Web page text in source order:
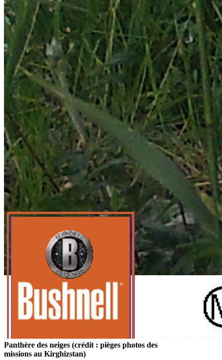
Panthère des neiges (crédit : pièges photos des
missions au Kirghizstan)